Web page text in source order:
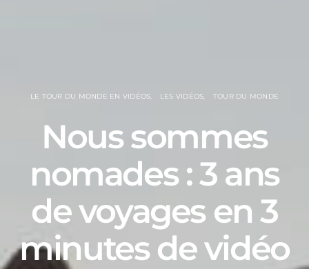
LE TOUR DU MONDE EN VIDÉOS LES VIDÉOS TOUR DU MONDE
Nous sommes
nomades : 3 ans
de voyages en 3
minutes de vidéo